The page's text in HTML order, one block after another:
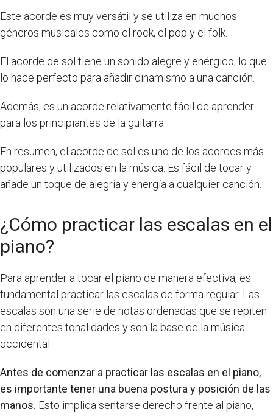
Este acorde es muy versátil y se utiliza en muchos
géneros musicales como el rock, el pop y el folk.
El acorde de sol tiene un sonido alegre y enérgico, lo que
lo hace perfecto para añadir dinamismo a una canción.
Además, es un acorde relativamente fácil de aprender
para los principiantes de la guitarra.
En resumen, el acorde de sol es uno de los acordes más
populares y utilizados en la música. Es fácil de tocar y
añade un toque de alegría y energía a cualquier canción.
¿Cómo practicar las escalas en el
piano?
Para aprender a tocar el piano de manera efectiva, es
fundamental practicar las escalas de forma regular. Las
escalas son una serie de notas ordenadas que se repiten
en diferentes tonalidades y son la base de la música
occidental.
Antes de comenzar a practicar las escalas en el piano,
es importante tener una buena postura y posición de las
manos. Esto implica sentarse derecho frente al piano,